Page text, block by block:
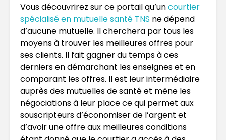
Vous découvrirez sur ce portail qu’uncourtier
spécialisé en mutuelle santé TNS ne dépend
d’aucune mutuelle. Il cherchera par tous les
moyens à trouver les meilleures offres pour
ses clients. Il fait gagner du temps à ces
derniers en démarchant les enseignes et en
comparant les offres. Il est leur intermédiaire
auprès des mutuelles de santé et mène les
négociations à leur place ce qui permet aux
souscripteurs d’économiser de l’argent et
d’avoir une offre aux meilleures conditions